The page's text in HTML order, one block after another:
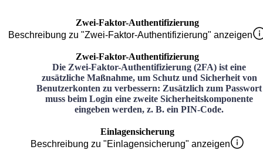
Zwei-Faktor-Authentifizierung
Beschreibung zu "Zwei-Faktor-Authentifizierung" anzeigen
Zwei-Faktor-Authentifizierung
Die Zwei-Faktor-Authentifizierung (2FA) ist eine
zusätzliche Maßnahme, um Schutz und Sicherheit von
Benutzerkonten zu verbessern: Zusätzlich zum Passwort
muss beim Login eine zweite Sicherheitskomponente
eingeben werden, z. B. ein PIN-Code.
Einlagensicherung
Beschreibung zu "Einlagensicherung" anzeigen